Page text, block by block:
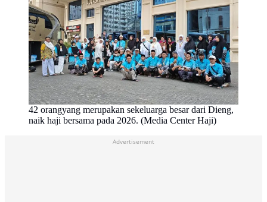
42 orangyang merupakan sekeluarga besar dari Dieng,
naik haji bersama pada 2026. (Media Center Haji)
Advertisement